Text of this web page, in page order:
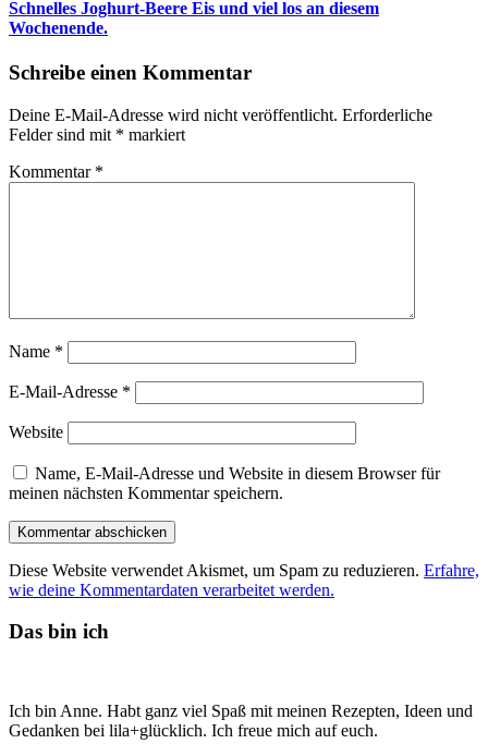
Schnelles Joghurt-Beere Eis und viel los an diesem
Wochenende.
Schreibe einen Kommentar
Deine E-Mail-Adresse wird nicht veröffentlicht. Erforderliche
Felder sind mit * markiert
Kommentar *
Name *
E-Mail-Adresse *
Website
Name, E-Mail-Adresse und Website in diesem Browser für
meinen nächsten Kommentar speichern.
Diese Website verwendet Akismet, um Spam zu reduzieren. Erfahre,
wie deine Kommentardaten verarbeitet werden.
Das bin ich
Ich bin Anne. Habt ganz viel Spaß mit meinen Rezepten, Ideen und
Gedanken bei lila+glücklich. Ich freue mich auf euch.